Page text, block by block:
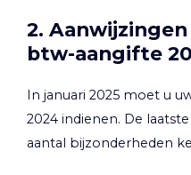
2.
btw-aangifte
In januari 2025 moet u
2024 indienen. De
aantal bijzonderheden